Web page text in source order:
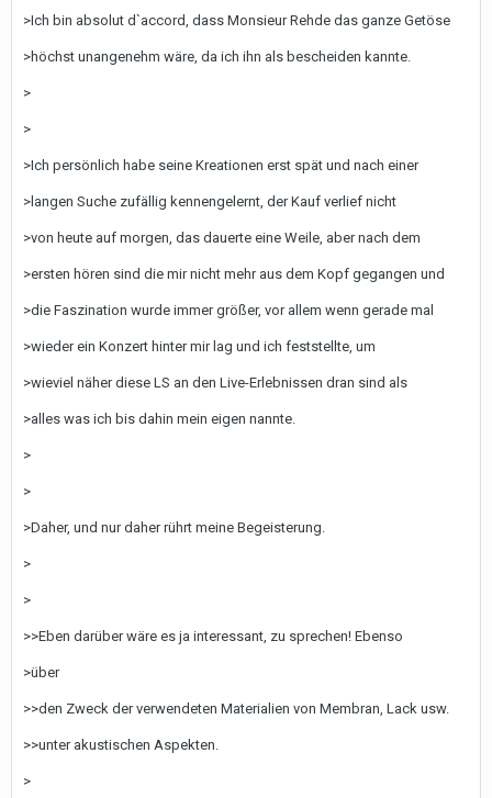
>Ich bin absolut d`accord, dass Monsieur Rehde das ganze Getöse
>höchst unangenehm wäre, da ich ihn als bescheiden kannte.
>
>
>Ich persönlich habe seine Kreationen erst spät und nach einer
>langen Suche zufällig kennengelernt, der Kauf verlief nicht
>von heute auf morgen, das dauerte eine Weile, aber nach dem
>ersten hören sind die mir nicht mehr aus dem Kopf gegangen und
>die Faszination wurde immer größer, vor allem wenn gerade mal
>wieder ein Konzert hinter mir lag und ich feststellte, um
>wieviel näher diese LS an den Live-Erlebnissen dran sind als
>alles was ich bis dahin mein eigen nannte.
>
>
>Daher, und nur daher rührt meine Begeisterung.
>
>
>>Eben darüber wäre es ja interessant, zu sprechen! Ebenso
>über
>>den Zweck der verwendeten Materialien von Membran, Lack usw.
>>unter akustischen Aspekten.
>